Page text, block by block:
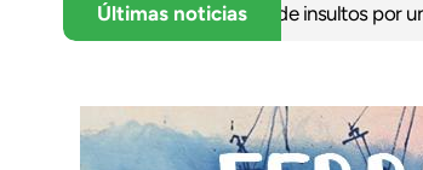
Últimas noticias
denuncia una campaña de insultos por un